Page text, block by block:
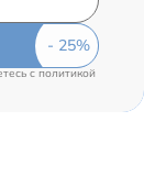
c политикой